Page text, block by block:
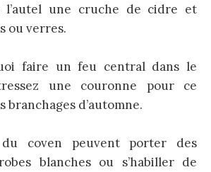
l’autel une cruche de cidre et
ou verres.
faire un feu central dans le
une couronne pour ce
branchages d’automne.
du coven peuvent porter des
blanches ou s’habiller de